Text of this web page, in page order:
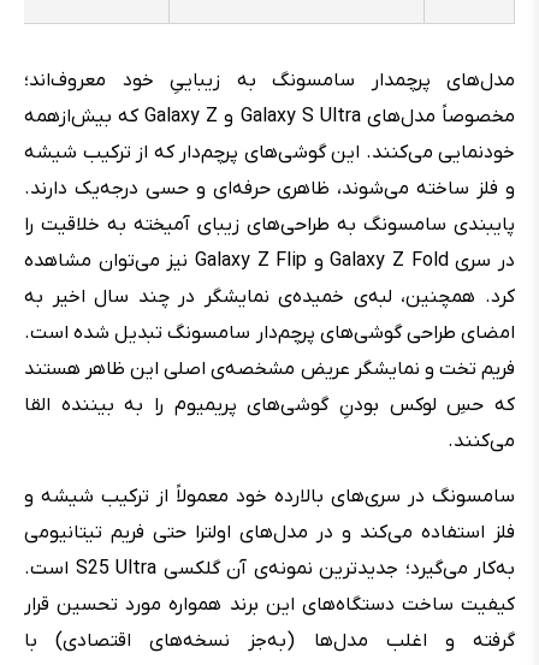
مدل‌های پرچمدار سامسونگ به زیباییِ خود معروف‌اند؛
مخصوصاً مدل‌های Galaxy S Ultra و Galaxy Z که بیش‌ازهمه
خودنمایی می‌کنند. این گوشی‌های پرچم‌دار که از ترکیب شیشه
و فلز ساخته می‌شوند، ظاهری حرفه‌ای و حسی درجه‌یک دارند.
پایبندی سامسونگ به طراحی‌های زیبای آمیخته به خلاقیت را
در سری Galaxy Z Fold و Galaxy Z Flip نیز می‌توان مشاهده
کرد. همچنین،‌ لبه‌ی خمیده‌ی نمایشگر در چند سال اخیر به
امضای طراحی گوشی‌های پرچم‌دار سامسونگ تبدیل شده است.
فریم تخت و نمایشگر عریض مشخصه‌ی اصلی این ظاهر هستند
که حسِ لوکس بودنِ گوشی‌های پریمیوم را به بیننده القا
می‌کنند.
سامسونگ در سری‌های بالارده خود معمولاً از ترکیب شیشه و
فلز استفاده می‌کند و در مدل‌های اولترا حتی فریم تیتانیومی
به‌کار می‌گیرد؛ جدیدترین نمونه‌ی آن گلکسی S25 Ultra است.
کیفیت ساخت دستگاه‌های این برند همواره مورد تحسین قرار
گرفته و اغلب مدل‌ها (به‌جز نسخه‌های اقتصادی) با